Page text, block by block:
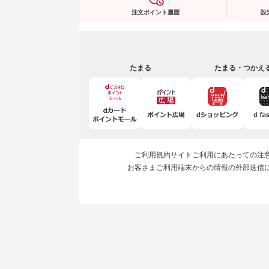
注文ポイント履歴 設
たまる たまる・つかえ
ご利用規約サイトご利用にあたっての注
お客さまご利用端末からの情報の外部送信